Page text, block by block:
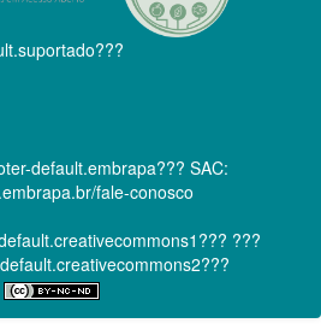
default.embrapa??? SAC:
fale-conosco
???